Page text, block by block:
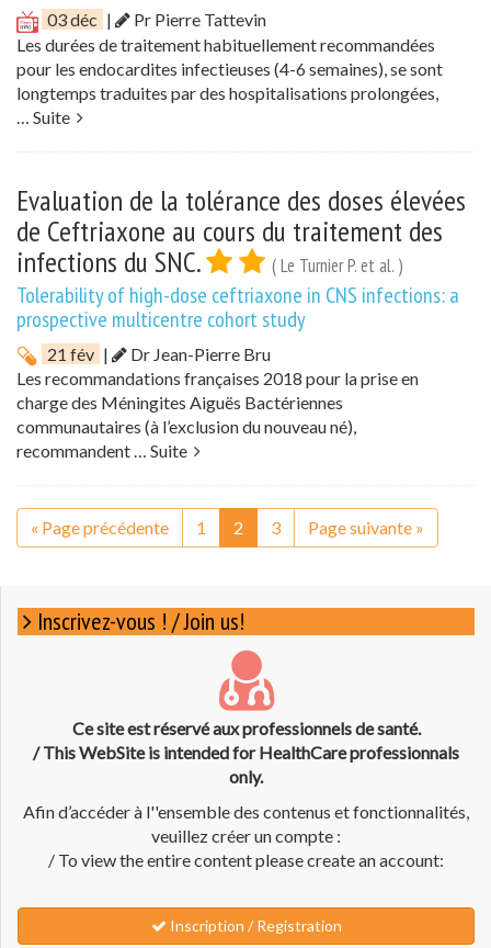
03 déc |
Pr Pierre Tattevin
Les durées de traitement habituellement recommandées
pour les endocardites infectieuses (4-6 semaines), se sont
longtemps traduites par des hospitalisations prolongées,
Suite
Evaluation de la tolérance des doses élevées
de Ceftriaxone au cours du traitement des
infections du SNC.
( Le Turnier P. et al. )
Tolerability of high-dose ceftriaxone in CNS infections: a
prospective multicentre cohort study
21 fév |
Dr Jean-Pierre Bru
Les recommandations françaises 2018 pour la prise en
charge des Méningites Aiguës Bactériennes
communautaires (à l’exclusion du nouveau né),
recommandent … Suite
« Page précédente 1 2 3 Page suivante »
Inscrivez-vous ! / Join us!
Ce site est réservé aux professionnels de santé.
/ This WebSite is intended for HealthCare professionnals
only.
Afin d’accéder à l''ensemble des contenus et fonctionnalités,
veuillez créer un compte :
/ To view the entire content please create an account:
Inscription / Registration